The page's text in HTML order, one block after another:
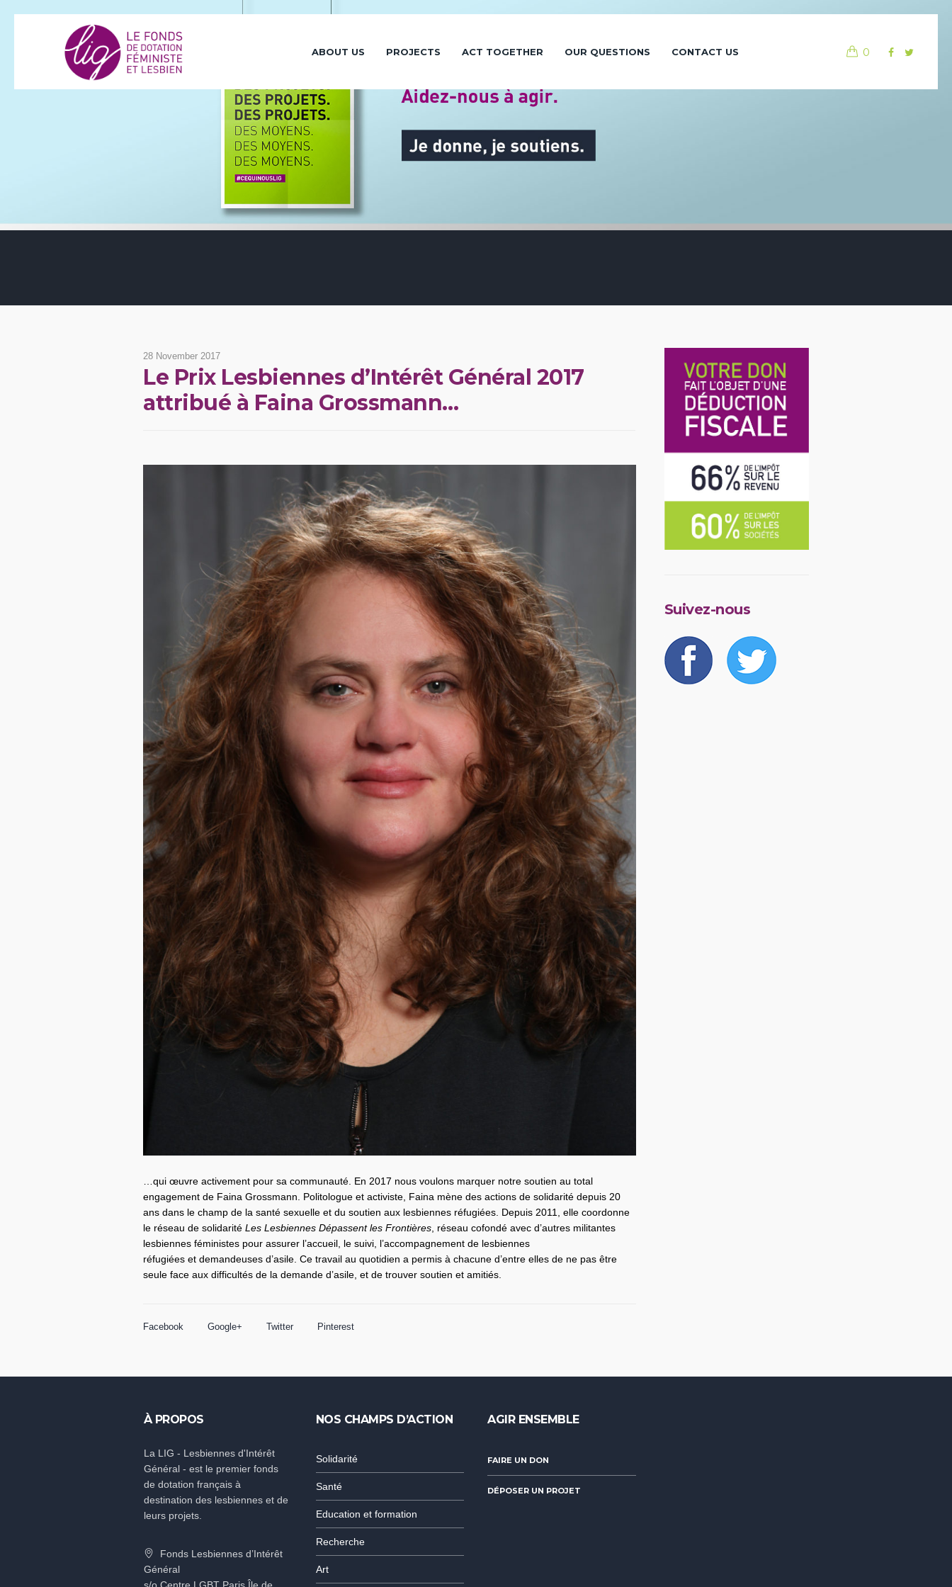
0
ABOUT US PROJECTS ACT TOGETHER OUR QUESTIONS CONTACT US
28 November 2017
Le Prix Lesbiennes d’Intérêt Général 2017
attribué à Faina Grossmann…
…qui œuvre activement pour sa communauté. En 2017 nous voulons marquer notre soutien au total
engagement de Faina Grossmann. Politologue et activiste, Faina mène des actions de solidarité depuis 20
ans dans le champ de la santé sexuelle et du soutien aux lesbiennes réfugiées. Depuis 2011, elle coordonne
le réseau de solidarité Les Lesbiennes Dépassent les Frontières , réseau cofondé avec d’autres militantes
lesbiennes féministes pour assurer l’accueil, le suivi, l’accompagnement de lesbiennes
réfugiées et demandeuses d’asile. Ce travail au quotidien a permis à chacune d’entre elles de ne pas être
seule face aux difficultés de la demande d’asile, et de trouver soutien et amitiés.
Facebook Google+ Twitter Pinterest
Suivez-nous
À PROPOS
La LIG - Lesbiennes d'Intérêt
Général - est le premier fonds
de dotation français à
destination des lesbiennes et de
leurs projets.
Fonds Lesbiennes d’Intérêt
Général
NOS CHAMPS D’ACTION
Solidarité
Santé
Education et formation
Recherche
Art
AGIR ENSEMBLE
FAIRE UN DON
DÉPOSER UN PROJET